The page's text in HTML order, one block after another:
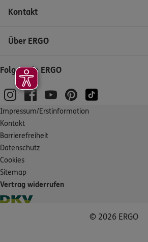
Kontakt
Über ERGO
Folgen Sie ERGO
Impressum/Erstinformation
Kontakt
Barrierefreiheit
Datenschutz
Cookies
Sitemap
Vertrag widerrufen
© 2026 ERGO